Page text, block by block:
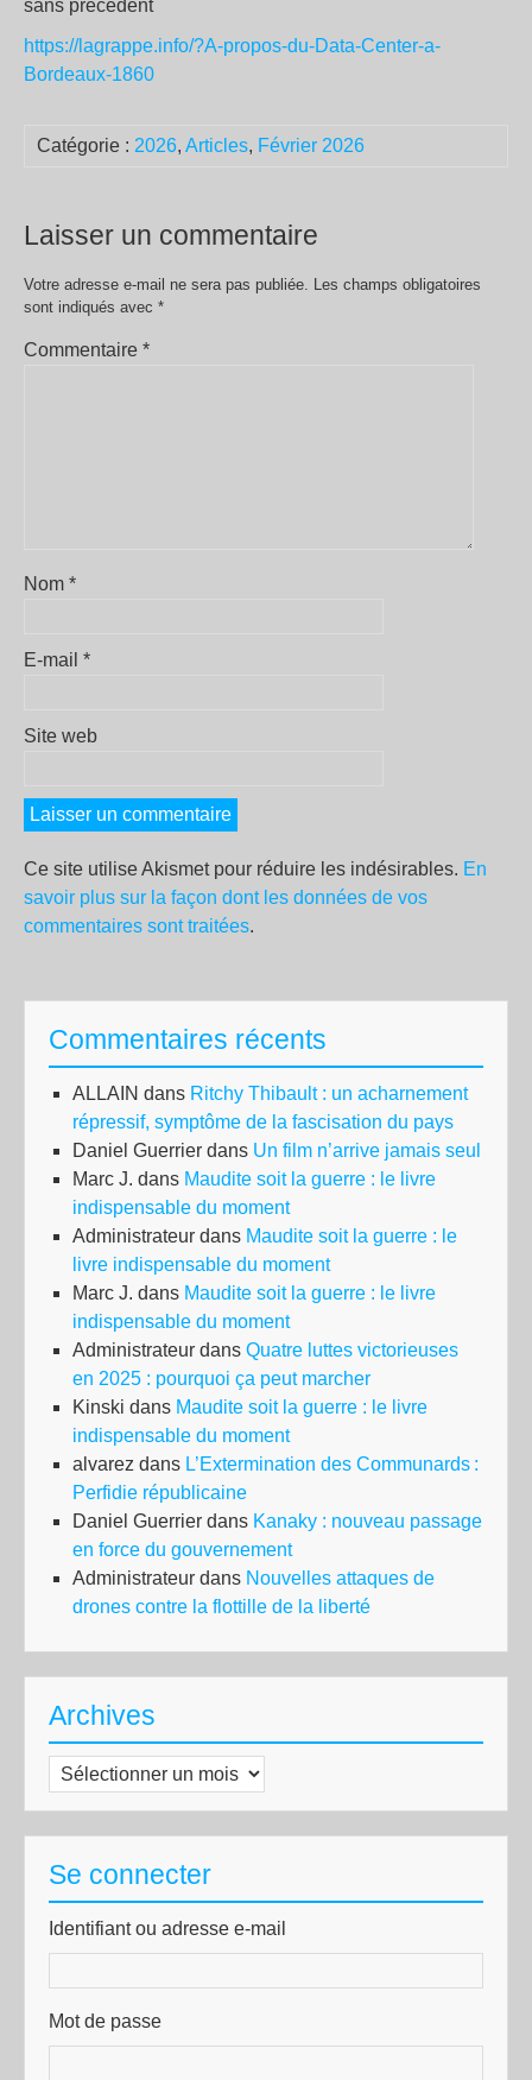
sans précédent
https://lagrappe.info/?A-propos-du-Data-Center-a-
Bordeaux-1860
Catégorie : 2026, Articles, Février 2026
Laisser un commentaire
Votre adresse e-mail ne sera pas publiée. Les champs obligatoires
sont indiqués avec *
Commentaire *
Nom *
E-mail *
Site web
Ce site utilise Akismet pour réduire les indésirables. En
savoir plus sur la façon dont les données de vos
commentaires sont traitées.
Commentaires récents
ALLAIN dans Ritchy Thibault : un acharnement
répressif, symptôme de la fascisation du pays
Daniel Guerrier dans Un film n’arrive jamais seul
Marc J. dans Maudite soit la guerre : le livre
indispensable du moment
Administrateur dans Maudite soit la guerre : le
livre indispensable du moment
Marc J. dans Maudite soit la guerre : le livre
indispensable du moment
Administrateur dans Quatre luttes victorieuses
en 2025 : pourquoi ça peut marcher
Kinski dans Maudite soit la guerre : le livre
indispensable du moment
alvarez dans L’Extermination des Communards :
Perfidie républicaine
Daniel Guerrier dans Kanaky : nouveau passage
en force du gouvernement
Administrateur dans Nouvelles attaques de
drones contre la flottille de la liberté
Archives
Archives
Se connecter
Identifiant ou adresse e-mail
Mot de passe